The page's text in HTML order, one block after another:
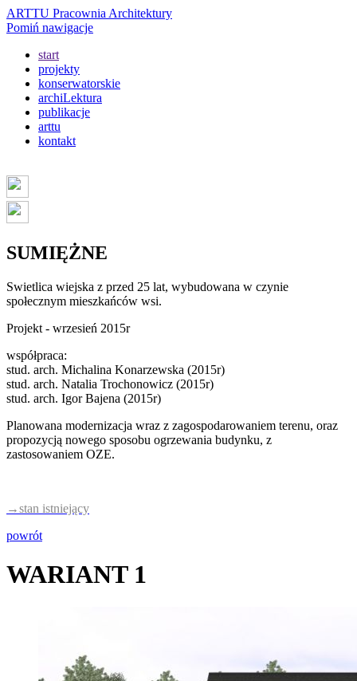
ARTTU Pracownia Architektury
Pomiń nawigacje
start
projekty
konserwatorskie
archiLektura
publikacje
arttu
kontakt
SUMIĘŻNE
Swietlica wiejska z przed 25 lat, wybudowana w czynie
społecznym mieszkańców wsi.
Projekt - wrzesień 2015r
współpraca:
stud. arch. Michalina Konarzewska (2015r)
stud. arch. Natalia Trochonowicz (2015r)
stud. arch. Igor Bajena (2015r)
Planowana modernizacja wraz z zagospodarowaniem terenu, oraz
propozycją nowego sposobu ogrzewania budynku, z
zastosowaniem OZE.
→stan istniejący
powrót
WARIANT 1